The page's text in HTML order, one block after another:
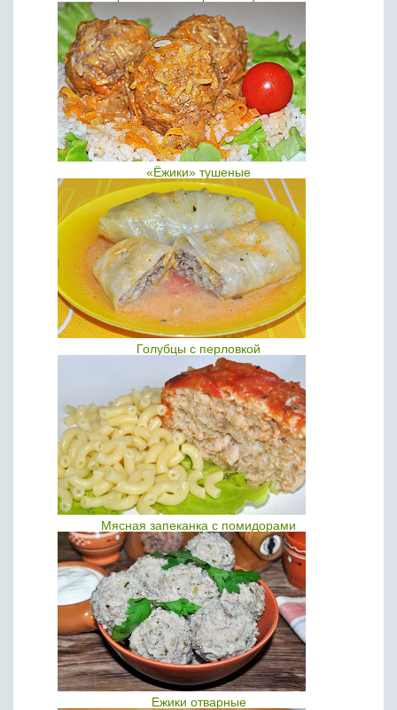
«Ёжики» тушеные
Голубцы с перловкой
Мясная запеканка с помидорами
Ежики отварные